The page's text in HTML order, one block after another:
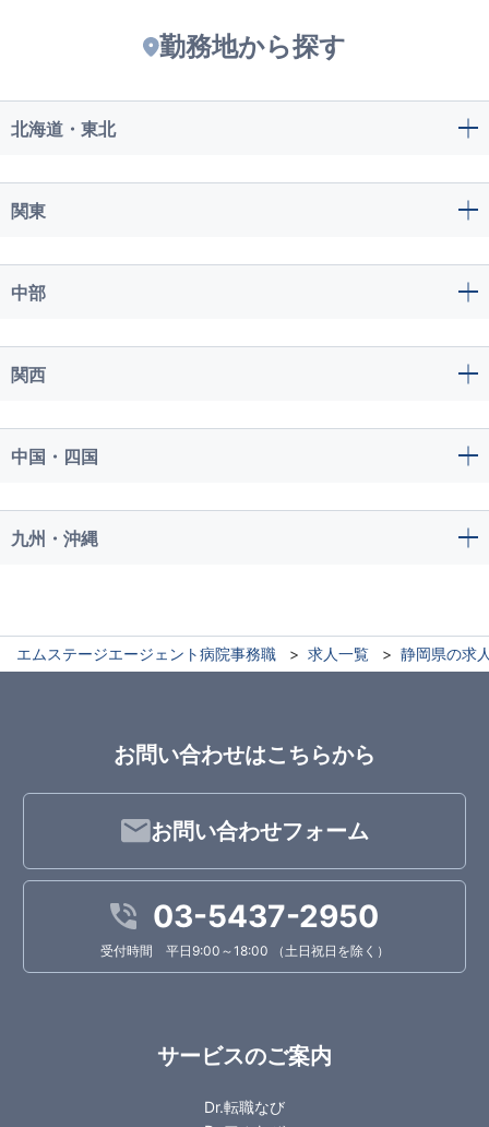
勤務地から探す
北海道・東北
関東
中部
関西
中国・四国
九州・沖縄
エムステージエージェント病院事務職 求人一覧 静岡県の求
お問い合わせはこちらから
お問い合わせフォーム
03-5437-2950
受付時間 平日9:00～18:00 （土日祝日を除く）
サービスのご案内
Dr.転職なび